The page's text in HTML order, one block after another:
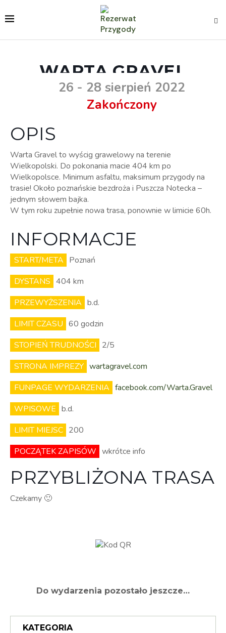
WARTA GRAVEL
26 - 28 sierpień 2022
Zakończony
OPIS
Warta Gravel to wyścig grawelowy na terenie
Wielkopolski. Do pokonania macie 404 km po
Wielkopolsce. Minimum asfaltu, maksimum przygody na
trasie! Około poznańskie bezdroża i Puszcza Notecka –
jednym słowem bajka.
W tym roku zupełnie nowa trasa, ponownie w limicie 60h.
INFORMACJE
START/META Poznań
DYSTANS 404 km
PRZEWYŻSZENIA b.d.
LIMIT CZASU 60 godzin
STOPIEŃ TRUDNOŚCI 2/5
STRONA IMPREZY wartagravel.com
FUNPAGE WYDARZENIA facebook.com/Warta.Gravel
WPISOWE b.d.
LIMIT MIEJSC 200
POCZĄTEK ZAPISÓW wkrótce info
PRZYBLIŻONA TRASA
Czekamy 🙂
Do wydarzenia pozostało jeszcze…
KATEGORIA